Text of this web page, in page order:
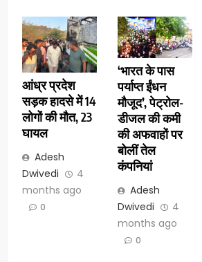
आंध्र प्रदेश
सड़क हादसे में 14
लोगों की मौत, 23
घायल
Adesh
Dwivedi
4
months ago
0
‘भारत के पास
पर्याप्त ईंधन
मौजूद’, पेट्रोल-
डीजल की कमी
की अफवाहों पर
बोलीं तेल
कंपनियां
Adesh
Dwivedi
4
months ago
0